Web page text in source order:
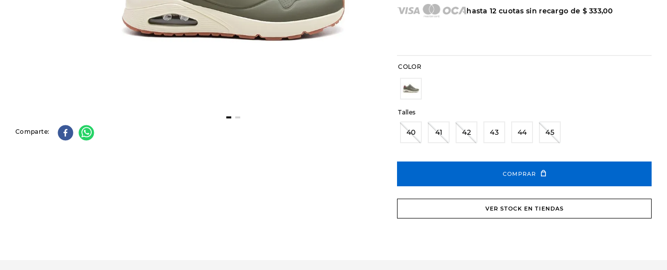
Comparte
hasta12 cuotas sin recargo de $ 333,00
COLOR
Talles
40 41 42 43 44 45
COMPRAR
VER STOCK EN TIENDAS